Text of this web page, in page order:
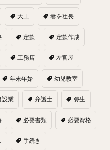
大工 妻を社長
定款 定款作成
工務店 左官屋
年末年始 幼児教室
設業 弁護士 弥生
必要書類 必要資格
手続き